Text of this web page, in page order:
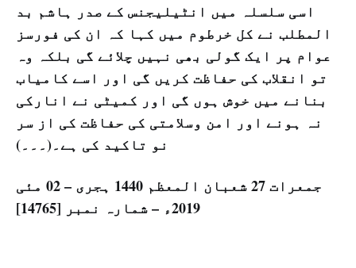
اسی سلسلہ میں انٹیلیجنس کے صدر ہاشم بد
المطلب نے کل خرطوم میں کہا کہ ان کی فورسز
عوام پر ایک گولی بھی نہیں چلائے گی بلکہ وہ
تو انقلاب کی حفاظت کریں گی اور اسے کامیاب
بنانے میں خوش ہوں گی اور کمیٹی نے انارکی
نہ ہونے اور امن وسلامتی کی حفاظت کی از سر
نو تاکید کی ہے۔(۔۔۔)
جمعرات 27 شعبان المعظم 1440 ہجری – 02 مئی
2019ء – شمارہ نمبر [14765]